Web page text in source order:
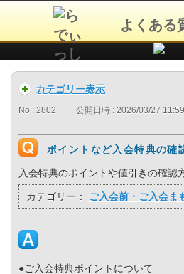
よくある
カテゴリー表示
No : 2802 公開日時 : 2026/03/27 11:59
ポイントなど入会特典の確
入会特典のポイントや値引きの確認
カテゴリー： ご入会前・ご入会ま
●ご入会特典ポイントについて